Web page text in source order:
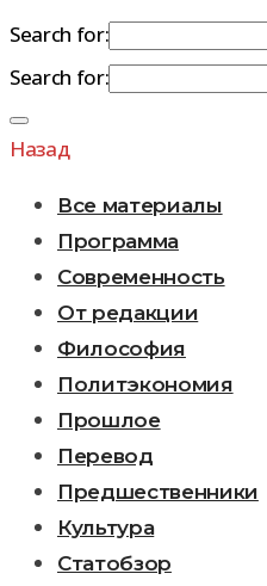
Search for:
Search for:
Перейти
к
Назад
Все материалы
Программа
Современность
От редакции
Философия
Политэкономия
Прошлое
Перевод
Предшественники
Культура
Статобзор